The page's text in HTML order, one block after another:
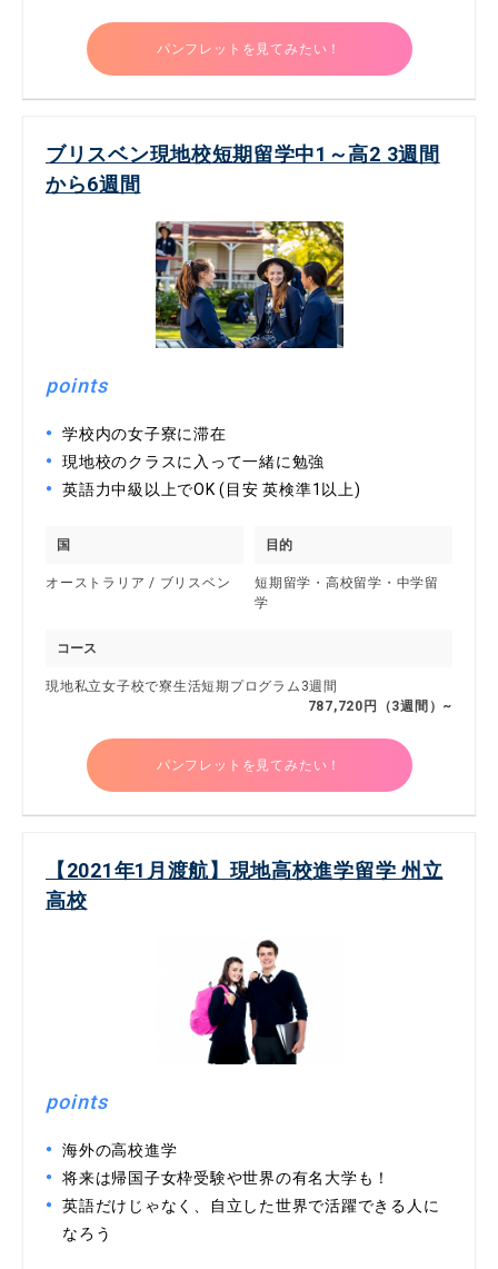
パンフレットを見てみたい！
ブリスベン現地校短期留学中1～高2 3週間
から6週間
points
学校内の女子寮に滞在
現地校のクラスに入って一緒に勉強
英語力中級以上でOK (目安 英検準1以上)
国
オーストラリア / ブリスベン
目的
短期留学・高校留学・中学留
学
コース
現地私立女子校で寮生活短期プログラム3週間
787,720円（3週間）~
パンフレットを見てみたい！
【2021年1月渡航】現地高校進学留学 州立
高校
points
海外の高校進学
将来は帰国子女枠受験や世界の有名大学も！
英語だけじゃなく、自立した世界で活躍できる人に
なろう